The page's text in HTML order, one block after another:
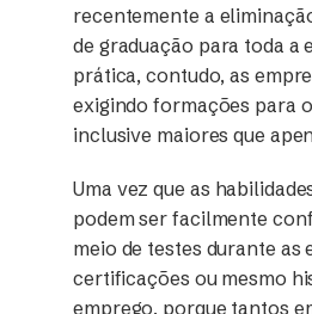
recentemente a
de graduação para toda a
prática, contudo, as
exigindo formações para
inclusive maiores que
Uma vez que as
podem ser facilmente
meio de testes durante as
certificações ou mesmo
emprego, porque tantos